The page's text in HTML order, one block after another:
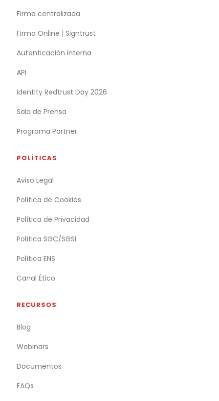
Firma centralizada
Firma Online | Signtrust
Autenticación interna
API
Identity Redtrust Day 2026
Sala de Prensa
Programa Partner
POLÍTICAS
Aviso Legal
Política de Cookies
Política de Privacidad
Política SGC/SGSI
Política ENS
Canal Ético
RECURSOS
Blog
Webinars
Documentos
FAQs